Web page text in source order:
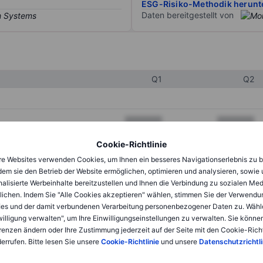
Cookie-Richtlinie
Websites verwenden Cookies, um Ihnen ein besseres Navigationserlebnis zu
sie den Betrieb der Website ermöglichen, optimieren und analysieren, sowie
Werbeinhalte bereitzustellen und Ihnen die Verbindung zu sozialen
Indem Sie "Alle Cookies akzeptieren" wählen, stimmen Sie der
und der damit verbundenen Verarbeitung personenbezogener Daten zu.
verwalten", um Ihre Einwilligungseinstellungen zu verwalten. Sie
ändern oder Ihre Zustimmung jederzeit auf der Seite mit den Cookie-
Bitte lesen Sie unsere Cookie-Richtlinieund unsere
ESG-Risiko-Methodik
Daten bereitgestellt von
Q1 Q2
XXXXXXX XXXXXXX
XXXXXXX
XXXXXXX XXXXXXX
XXXXXXX XXXXXXX
XXXXXXX XXXXXXX